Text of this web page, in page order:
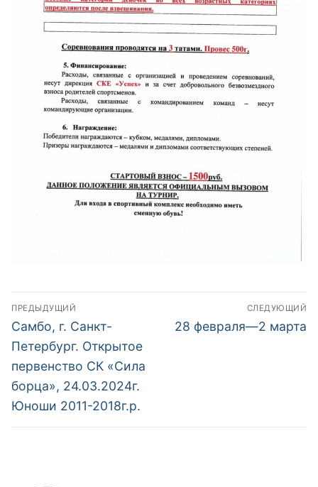
Навигация
по
записям
ПРЕДЫДУЩИЙ
Предыдущий
пост:
Самбо, г. Санкт-
Петербург. Открытое
первенство СК «Сила
борца», 24.03.2024г.
Юноши 2011-2018г.р.
СЛЕДУЮЩИЙ
Следующий
28 февраля—2 марта